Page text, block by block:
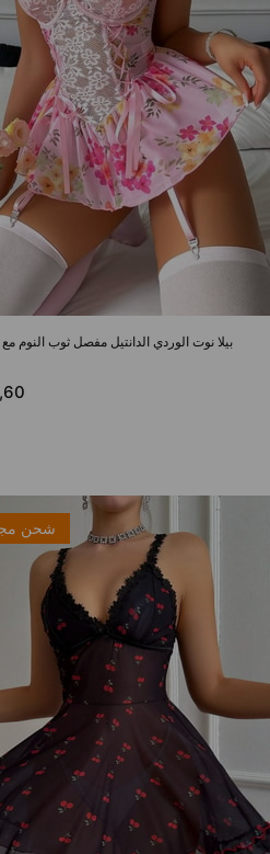
بيلا نوت الوردي الدانتيل مفصل ثوب النوم
شحن